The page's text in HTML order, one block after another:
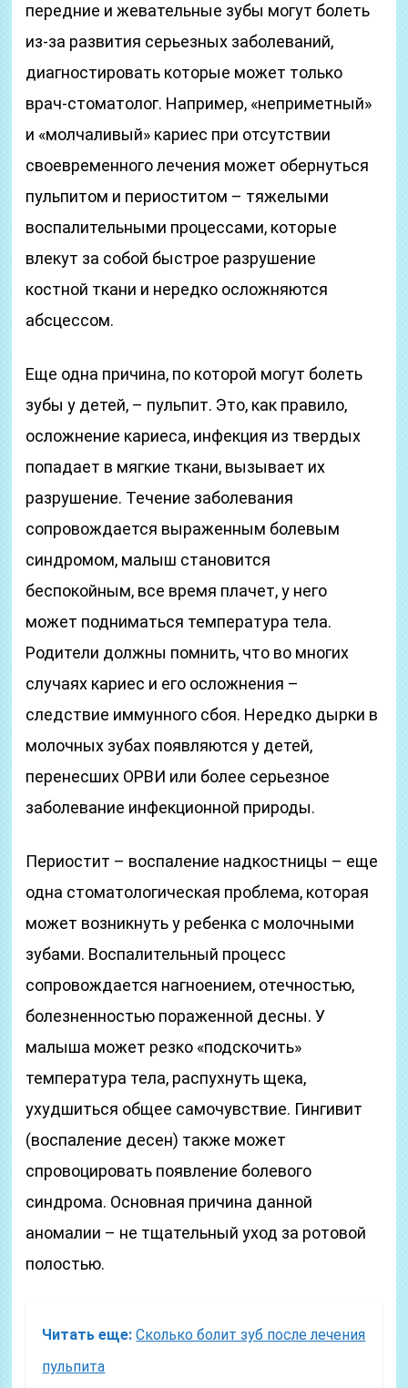
передние и жевательные зубы могут болеть
из-за развития серьезных заболеваний,
диагностировать которые может только
врач-стоматолог. Например, «неприметный»
и «молчаливый» кариес при отсутствии
своевременного лечения может обернуться
пульпитом и периоститом – тяжелыми
воспалительными процессами, которые
влекут за собой быстрое разрушение
костной ткани и нередко осложняются
абсцессом.
Еще одна причина, по которой могут болеть
зубы у детей, – пульпит. Это, как правило,
осложнение кариеса, инфекция из твердых
попадает в мягкие ткани, вызывает их
разрушение. Течение заболевания
сопровождается выраженным болевым
синдромом, малыш становится
беспокойным, все время плачет, у него
может подниматься температура тела.
Родители должны помнить, что во многих
случаях кариес и его осложнения –
следствие иммунного сбоя. Нередко дырки в
молочных зубах появляются у детей,
перенесших ОРВИ или более серьезное
заболевание инфекционной природы.
Периостит – воспаление надкостницы – еще
одна стоматологическая проблема, которая
может возникнуть у ребенка с молочными
зубами. Воспалительный процесс
сопровождается нагноением, отечностью,
болезненностью пораженной десны. У
малыша может резко «подскочить»
температура тела, распухнуть щека,
ухудшиться общее самочувствие. Гингивит
(воспаление десен) также может
спровоцировать появление болевого
синдрома. Основная причина данной
аномалии – не тщательный уход за ротовой
полостью.
Читать еще: Сколько болит зуб после лечения
пульпита